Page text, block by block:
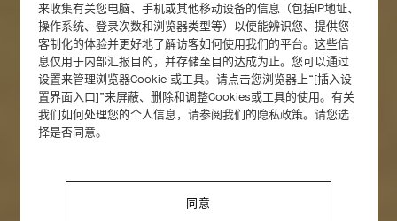
金珠是Van Cleef & Arpels梵克雅宝的标志性元素，
设计灵感源自20世纪20年代点缀于精选作品上的装
品。
来收集有关您电脑、手机或其他移动设备的信息（包括IP地址、
操作系统、登录次数和浏览器类型等）以便能辨识您、提供您
客制化的体验并更好地了解访客如何使用我们的平台。这些信
息仅用于内部汇报目的，并存储至目的达成为止。您可以通过
设置来管理浏览器Cookie 或工具。请点击您浏览器上“[插入设
置界面入口]”来屏蔽、删除和调整Cookies或工具的使用。有关
我们如何处理您的个人信息，请参阅我们的隐私政策。请您选
择是否同意。
同意